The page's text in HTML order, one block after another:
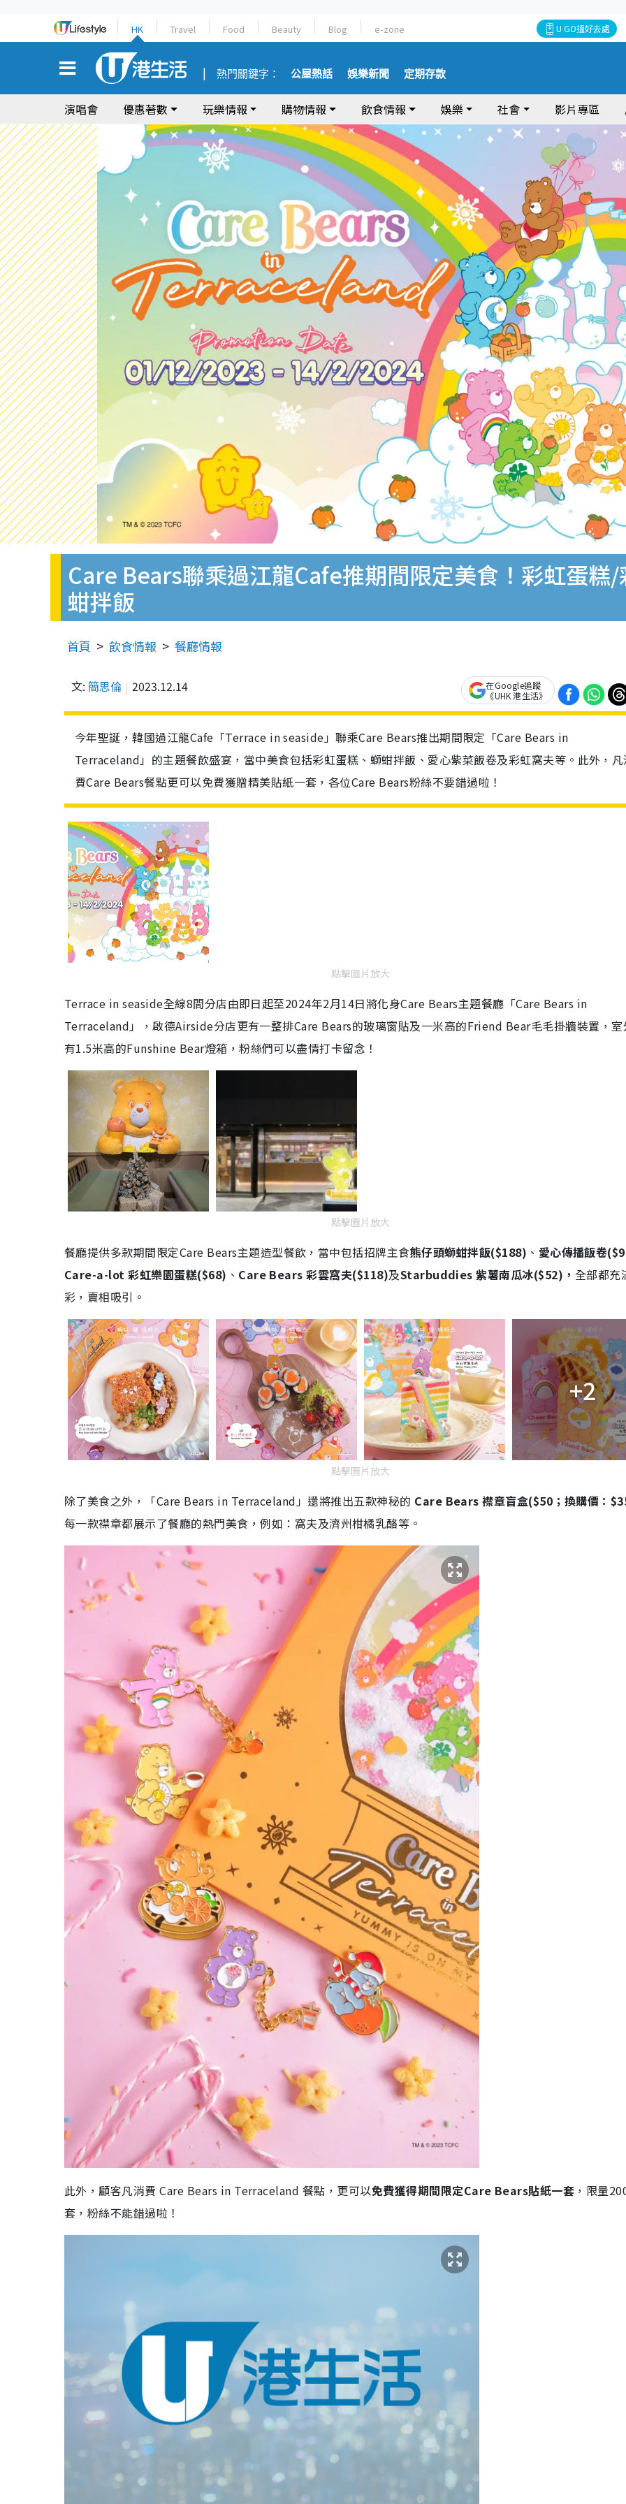
HK Travel Food Beauty Blog e-zone U GO搵好去處
熱門關鍵字： 公屋熱話 娛樂新聞 定期存款
演唱會 優惠著數 玩樂情報 購物情報 飲食情報 娛樂 社會 影片專區
Care Bears聯乘過江龍Cafe推期間限定美食！彩虹蛋
蚶拌飯
首頁 飲食情報 餐廳情報
文: 簡思倫 2023.12.14
在Google追蹤
《UHK 港生活》
今年聖誕，韓國過江龍Cafe「Terrace in seaside」聯乘Care Bears推出期間限定「Care Bears in
Terraceland」的主題餐飲盛宴，當中美食包括彩虹蛋糕、螄蚶拌飯、愛心紫菜飯卷及彩虹窩夫等。此外，
費Care Bears餐點更可以免費獲贈精美貼紙一套，各位Care Bears粉絲不要錯過啦！
點擊圖片放大
Terrace in seaside全線8間分店由即日起至2024年2月14日將化身Care Bears主題餐廳 「Care Bears in
Terraceland」
，啟德Airside分店更有一整排Care Bears的玻璃窗貼及一米高的Friend Bear毛毛掛牆裝置，
有1.5米高的Funshine Bear燈箱，粉絲們可以盡情打卡留念！
點擊圖片放大
餐廳提供多款期間限定Care Bears主題造型餐飲，當中包括招牌主食熊仔頭螄蚶拌飯($188) 、 愛心傳播飯卷
Care-a-lot 彩虹樂園蛋糕($68) 、 Care Bears 彩雲窩夫($118)及Starbuddies 紫薯南瓜冰($52)， 全部都充
彩，賣相吸引。
+2
點擊圖片放大
除了美食之外，「Care Bears in Terraceland」還將推出五款神秘的 Care Bears 襟章盲盒($50；換購價：
每一款襟章都展示了餐廳的熱門美食，例如：窩夫及濟州柑橘乳酪等。
此外， 顧客凡消費 Care Bears in Terraceland 餐點，更可以免費獲得期間限定Care Bears貼紙一套 ，限量
套， 粉絲不能錯過啦！